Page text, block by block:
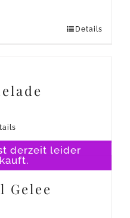
Details
derzeit leider
Gelee